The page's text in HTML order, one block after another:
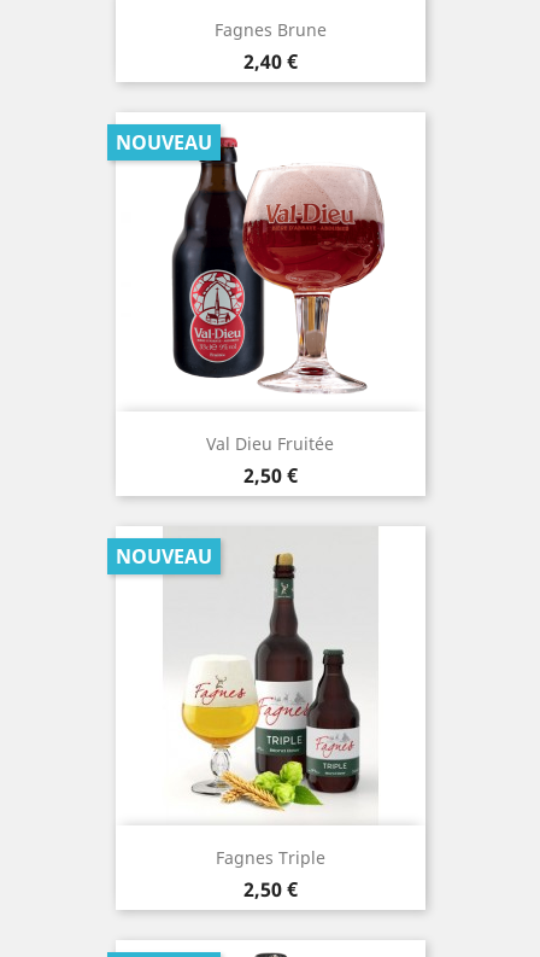
Fagnes Brune
Prix
2,40 €
Val Dieu Fruitée
Prix
2,50 €
NOUVEAU
Fagnes Triple
Prix
2,50 €
NOUVEAU